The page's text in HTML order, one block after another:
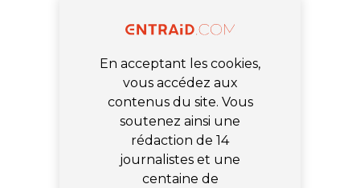
En acceptant les cookies,
vous accédez aux
contenus du site. Vous
soutenez ainsi une
rédaction de 14
journalistes et une
centaine de